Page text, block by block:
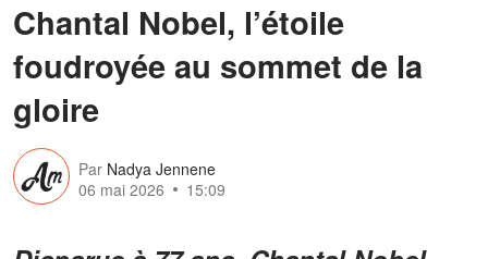
Chantal Nobel, l’étoile
foudroyée au sommet de la
gloire
Par Nadya Jennene
06 mai 2026
15:09